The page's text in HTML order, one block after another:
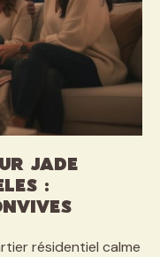
Jade
:
résidentiel calme